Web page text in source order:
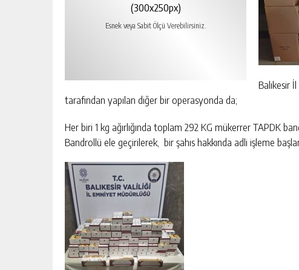
(300x250px)
Esnek veya Sabit Ölçü Verebilirsiniz.
Balıkesir
tarafından yapılan diğer bir operasyonda da;
Her biri 1 kg ağırlığında toplam 292 KG mükerrer TAPDK
Bandrollü ele geçirilerek, bir şahıs hakkında adli işleme